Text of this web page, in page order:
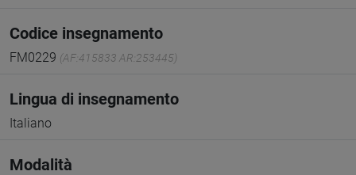
Codice insegnamento
FM0229 (AF:415833 AR:253445)
Lingua di insegnamento
Italiano
Modalità